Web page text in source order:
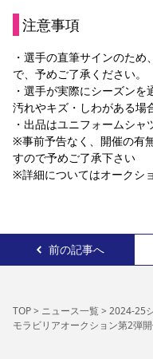
注意事項
・選手の直筆サインのた
で、予めご了承ください。
・選手が実際にシーズンを
汚れやキズ・しわがある場
・出品はユニフォームシャ
※事前予告なく、開催の有
すので予めご了承下さい
※詳細についてはオークシ
前の記事へ
TOP> ニュース一覧> 2024-25
モラビリアオークション第2弾